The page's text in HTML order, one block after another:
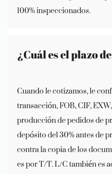
100% inspeccionados.
¿Cuál es el plazo
Cuando le cotizamos, le
transacción, FOB, CIF,
producción de pedidos de
depósito del 30% antes de
contra la copia de los
es por T/T. L/C también es